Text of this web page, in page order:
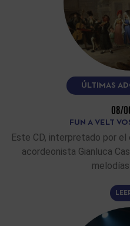
ÚLTIMAS
08/
FUN A VELT
Este CD, interpretado por
acordeonista Gianluca